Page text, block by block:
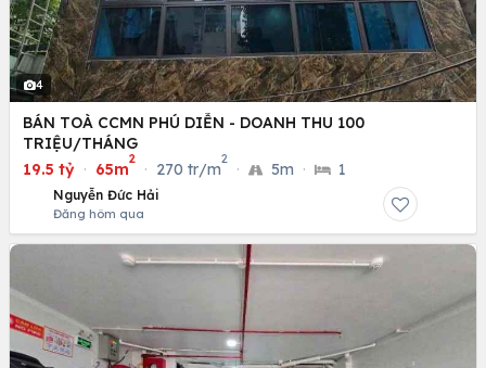
4
BÁN TOÀ CCMN PHÚ DIỄN - DOANH THU 100
TRIỆU/THÁNG
19.5 tỷ · 65m
2
· 270 tr/m
2
· 5m · 1
Nguyễn Đức Hải
Đăng hôm qua